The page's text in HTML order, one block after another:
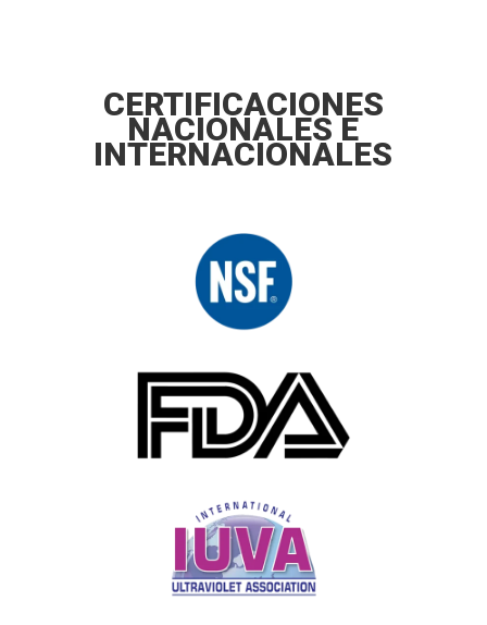
CERTIFICACIONES
NACIONALES E
INTERNACIONALES